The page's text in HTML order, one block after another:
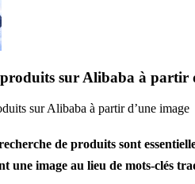
sur Alibaba à partir
sur Alibaba à partir d’une image
de produits sont
une image au lieu de mots-clés